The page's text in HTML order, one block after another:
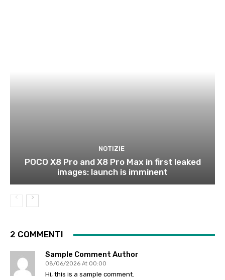
NOTIZIE
POCO X8 Pro and X8 Pro Max in first leaked
images: launch is imminent
2 COMMENTI
Sample Comment Author
08/06/2026 At 00:00
Hi, this is a sample comment.